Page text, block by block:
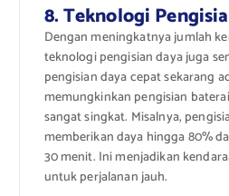
8. Teknologi
Dengan meningkatnya jumlah
teknologi pengisian daya juga
pengisian daya cepat sekarang
memungkinkan pengisian
sangat singkat. Misalnya,
memberikan daya hingga 80%
30 menit. Ini menjadikan
untuk perjalanan jauh.